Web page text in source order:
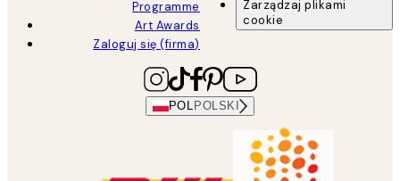
Programme
Art Awards
Zaloguj się (firma)
Zarządzaj plikami
cookie
POL POLSKI